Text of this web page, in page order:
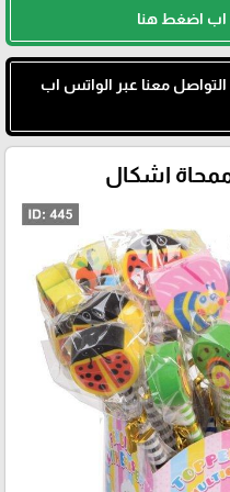
اب اضغط هنا
التواصل معنا عبر الواتس اب
اشكال